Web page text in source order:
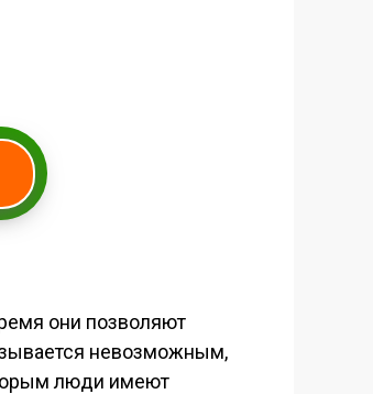
они позволяют
невозможным,
люди имеют